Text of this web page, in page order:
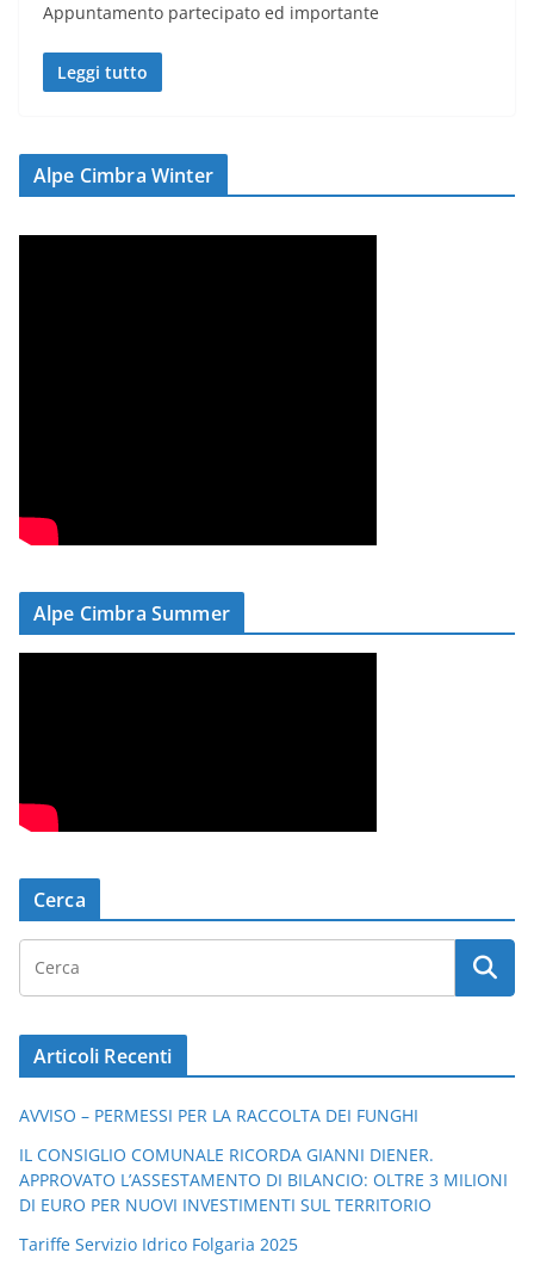
Appuntamento partecipato ed importante
Leggi tutto
Alpe Cimbra Winter
Alpe Cimbra Summer
Cerca
Articoli Recenti
AVVISO – PERMESSI PER LA RACCOLTA DEI FUNGHI
IL CONSIGLIO COMUNALE RICORDA GIANNI DIENER.
APPROVATO L’ASSESTAMENTO DI BILANCIO: OLTRE 3 MILIONI
DI EURO PER NUOVI INVESTIMENTI SUL TERRITORIO
Tariffe Servizio Idrico Folgaria 2025